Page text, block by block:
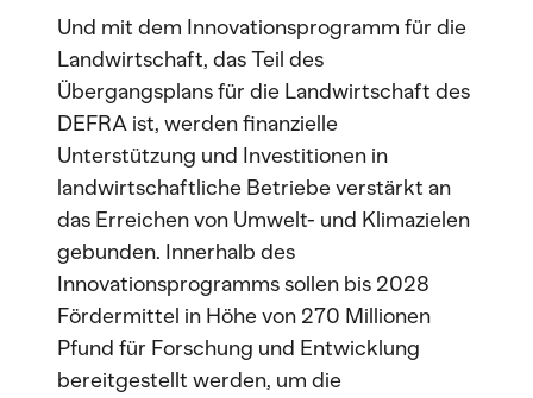
Und mit dem Innovationsprogramm für die
Landwirtschaft, das Teil des
Übergangsplans für die Landwirtschaft des
DEFRA ist, werden finanzielle
Unterstützung und Investitionen in
landwirtschaftliche Betriebe verstärkt an
das Erreichen von Umwelt- und Klimazielen
gebunden. Innerhalb des
Innovationsprogramms sollen bis 2028
Fördermittel in Höhe von 270 Millionen
Pfund für Forschung und Entwicklung
bereitgestellt werden, um die